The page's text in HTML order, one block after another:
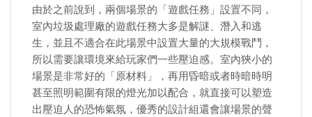
由於之前說到，兩個場景的「遊戲任務」設置不同，
室內垃圾處理廠的遊戲任務大多是解謎、潛入和逃
生，並且不適合在此場景中設置大量的大規模戰鬥，
所以需要讓環境來給玩家們一些壓迫感。室內狹小的
場景是非常好的「原材料」，再用昏暗或者時暗時明
甚至照明範圍有限的燈光加以配合，就直接可以塑造
出壓迫人的恐怖氣氛，優秀的設計組還會讓場景的聲